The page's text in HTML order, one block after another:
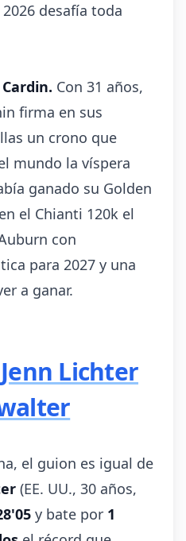
desafía toda
Con 31 años,
firma en sus
un crono que
mundo la víspera
ganado su Golden
el Chianti 120k el
con
para 2027 y una
a ganar.
Lichter
el guion es igual de
(EE. UU., 30 años,
y bate por 1